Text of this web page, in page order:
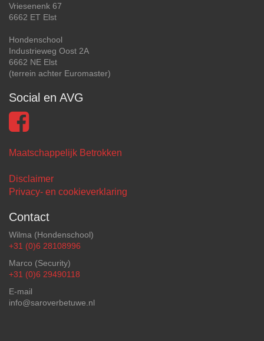
Vriesenenk 67
6662 ET Elst
Hondenschool
Industrieweg Oost 2A
6662 NE Elst
(terrein achter Euromaster)
Social en AVG
Maatschappelijk Betrokken
Disclaimer
Privacy- en cookieverklaring
Contact
Wilma (Hondenschool)
+31 (0)6 28108996
Marco (Security)
+31 (0)6 29490118
E-mail
info@saroverbetuwe.nl